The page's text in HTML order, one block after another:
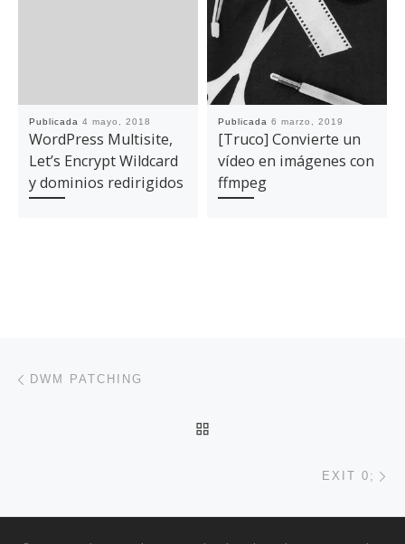
Publicada 4 mayo, 2018
WordPress Multisite,
Let’s Encrypt Wildcard
y dominios redirigidos
Publicada 6 marzo, 2019
[Truco] Convierte un
vídeo en imágenes con
ffmpeg
Navegación de entradas
DWM PATCHING
EXIT 0;